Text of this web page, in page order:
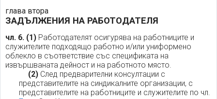
глава втора
ЗАДЪЛЖЕНИЯ НА РАБОТОДАТЕЛЯ
чл. 6. (1) Работодателят осигурява на работниците и
служителите подходящо работно и/или униформено
облекло в съответствие със спецификата на
извършваната дейност и на работното място.
(2) След предварителни консултации с
представителите на синдикалните организации, с
представителите на работниците и служителите по чл.